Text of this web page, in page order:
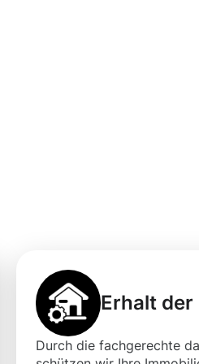
Erhalt
Durch die fachgerechte